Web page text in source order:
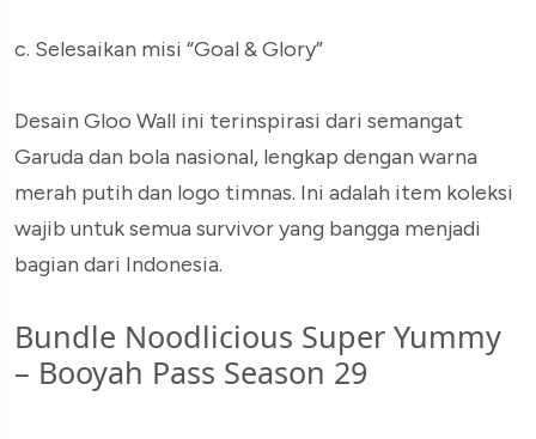
c. Selesaikan misi “Goal & Glory”
Desain Gloo Wall ini terinspirasi dari semangat
Garuda dan bola nasional, lengkap dengan warna
merah putih dan logo timnas. Ini adalah item koleksi
wajib untuk semua survivor yang bangga menjadi
bagian dari Indonesia.
Bundle Noodlicious Super Yummy
– Booyah Pass Season 29